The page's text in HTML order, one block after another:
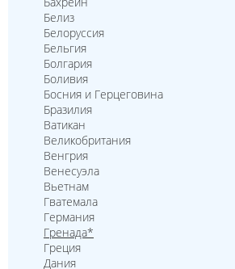
Белиз
Белоруссия
Бельгия
Болгария
Боливия
Босния и Герцеговина
Бразилия
Ватикан
Великобритания
Венгрия
Венесуэла
Вьетнам
Гватемала
Германия
Гренада*
Греция
Дания